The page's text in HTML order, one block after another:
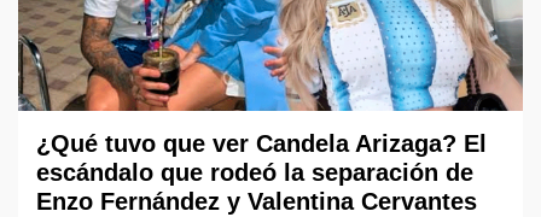
¿Qué tuvo que ver Candela Arizaga? El
escándalo que rodeó la separación de
Enzo Fernández y Valentina Cervantes